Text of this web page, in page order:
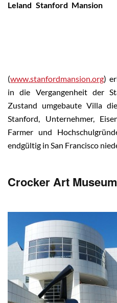
Leland Stanford Mansion
(www.stanfordmansion.org)
in die Vergangenheit der
Zustand umgebaute Villa
Stanford, Unternehmer,
Farmer und
endgültig in San Francisco
Crocker Art Museum